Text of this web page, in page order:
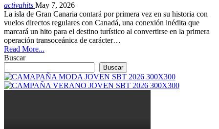
activahits May 7, 2026
La isla de Gran Canaria contará por primera vez en su historia con
vuelos directos regulares con Canadá, una conexión inédita que
marcará un hito para el destino turístico al convertirse en la primera
operación transoceánica de carácter…
Read More...
Buscar
Buscar